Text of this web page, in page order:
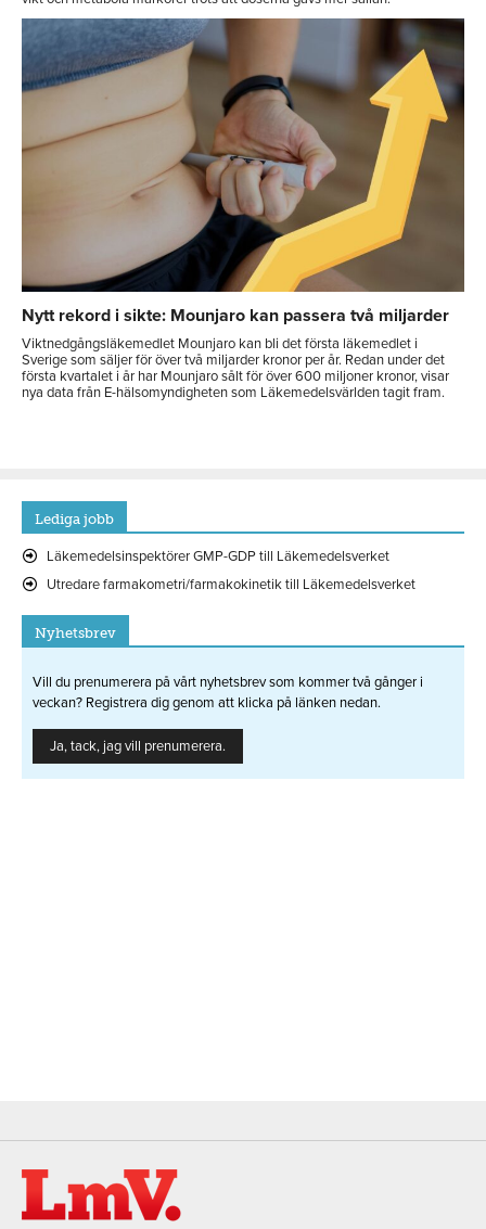
Nytt rekord i sikte: Mounjaro kan passera två miljarder
Viktnedgångsläkemedlet Mounjaro kan bli det första läkemedlet i
Sverige som säljer för över två miljarder kronor per år. Redan under det
första kvartalet i år har Mounjaro sålt för över 600 miljoner kronor, visar
nya data från E-hälsomyndigheten som Läkemedelsvärlden tagit fram.
Lediga jobb
Läkemedelsinspektörer GMP-GDP till Läkemedelsverket
Utredare farmakometri/farmakokinetik till Läkemedelsverket
Nyhetsbrev
Vill du prenumerera på vårt nyhetsbrev som kommer två gånger i
veckan? Registrera dig genom att klicka på länken nedan.
Ja, tack, jag vill prenumerera.